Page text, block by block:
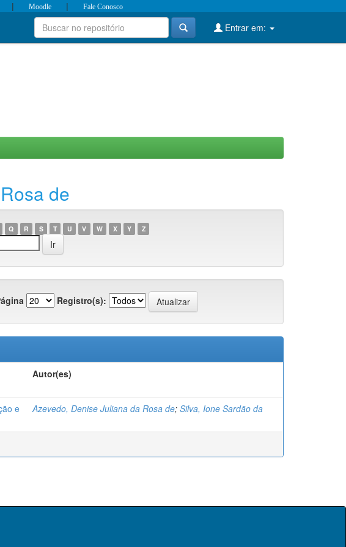
| Moodle | Fale Conosco
Entrar em:
de
Q R S T U V W X Y Z
Registro(s):
Autor(es)
e
Azevedo, Denise Juliana da Rosa de; Silva, Ione Sardão da